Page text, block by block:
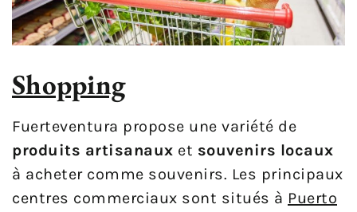
Shopping
Fuerteventura propose une variété de
produits artisanaux et souvenirs locaux
à acheter comme souvenirs. Les principaux
centres commerciaux sont situés à Puerto